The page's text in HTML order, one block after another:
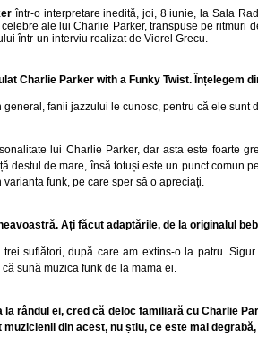
într-o interpretare inedită, joi, 8 iunie, la Sala
ale lui Charlie Parker, transpuse pe ritmuri
într-un interviu realizat de Viorel Grecu.
Charlie Parker with a Funky Twist.
fanii jazzului le cunosc, pentru că ele
lui Charlie Parker, dar asta este foarte
destul de mare, însă totuși este un punct comun
funk, pe care sper să o apreciați.
Ați făcut adaptările, de la originalul
suflători, după care am extins-o la patru.
sună muzica funk de la mama ei.
la rândul ei, cred că deloc familiară cu Charlie
muzicienii din acest, nu știu, ce este mai